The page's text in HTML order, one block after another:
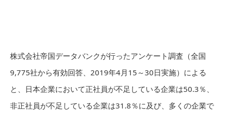
株式会社帝国データバンクが行ったアンケート調査（全国
9,775社から有効回答、2019年4月15～30日実施）による
と、日本企業において正社員が不足している企業は50.3％、
非正社員が不足している企業は31.8％に及び、多くの企業で